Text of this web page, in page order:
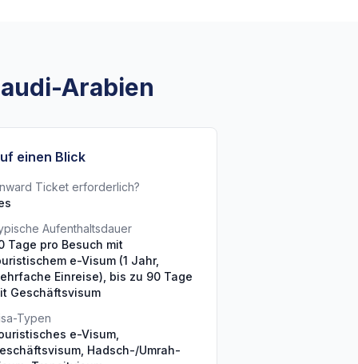
Arabien
einen Blick
Ticket erforderlich?
Aufenthaltsdauer
Tage pro Besuch mit
e-Visum (1 Jahr,
Einreise), bis zu 90 Tage
Geschäftsvisum
Typen
e-Visum,
Hadsch-/Umrah-